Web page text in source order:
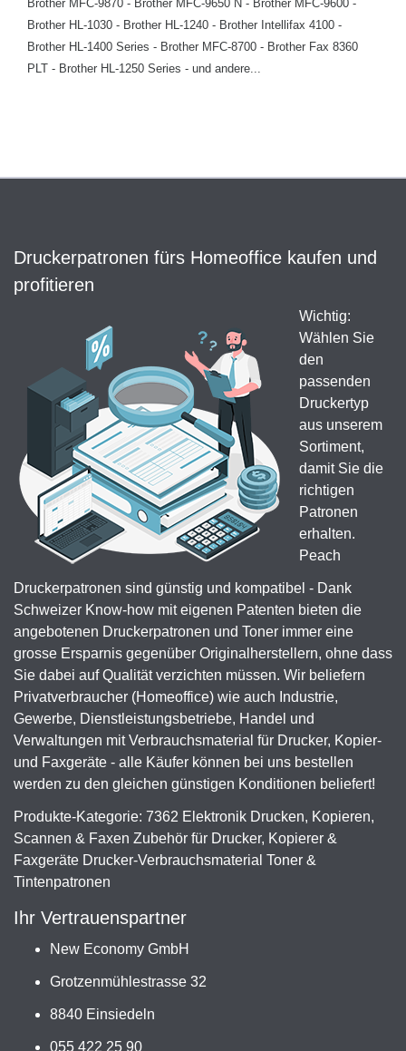
Brother MFC-9870 - Brother MFC-9650 N - Brother MFC-9600 -
Brother HL-1030 - Brother HL-1240 - Brother Intellifax 4100 -
Brother HL-1400 Series - Brother MFC-8700 - Brother Fax 8360
PLT - Brother HL-1250 Series - und andere...
Druckerpatronen fürs Homeoffice kaufen und
profitieren
Wichtig:
Wählen Sie
den
passenden
Druckertyp
aus unserem
Sortiment,
damit Sie die
richtigen
Patronen
erhalten.
Peach
Druckerpatronen sind günstig und kompatibel - Dank
Schweizer Know-how mit eigenen Patenten bieten die
angebotenen Druckerpatronen und Toner immer eine
grosse Ersparnis gegenüber Originalherstellern, ohne dass
Sie dabei auf Qualität verzichten müssen. Wir beliefern
Privatverbraucher (Homeoffice) wie auch Industrie,
Gewerbe, Dienstleistungsbetriebe, Handel und
Verwaltungen mit Verbrauchsmaterial für Drucker, Kopier-
und Faxgeräte - alle Käufer können bei uns bestellen
werden zu den gleichen günstigen Konditionen beliefert!
Produkte-Kategorie: 7362 Elektronik Drucken, Kopieren,
Scannen & Faxen Zubehör für Drucker, Kopierer &
Faxgeräte Drucker-Verbrauchsmaterial Toner &
Tintenpatronen
Ihr Vertrauenspartner
New Economy GmbH
Grotzenmühlestrasse 32
8840 Einsiedeln
055 422 25 90